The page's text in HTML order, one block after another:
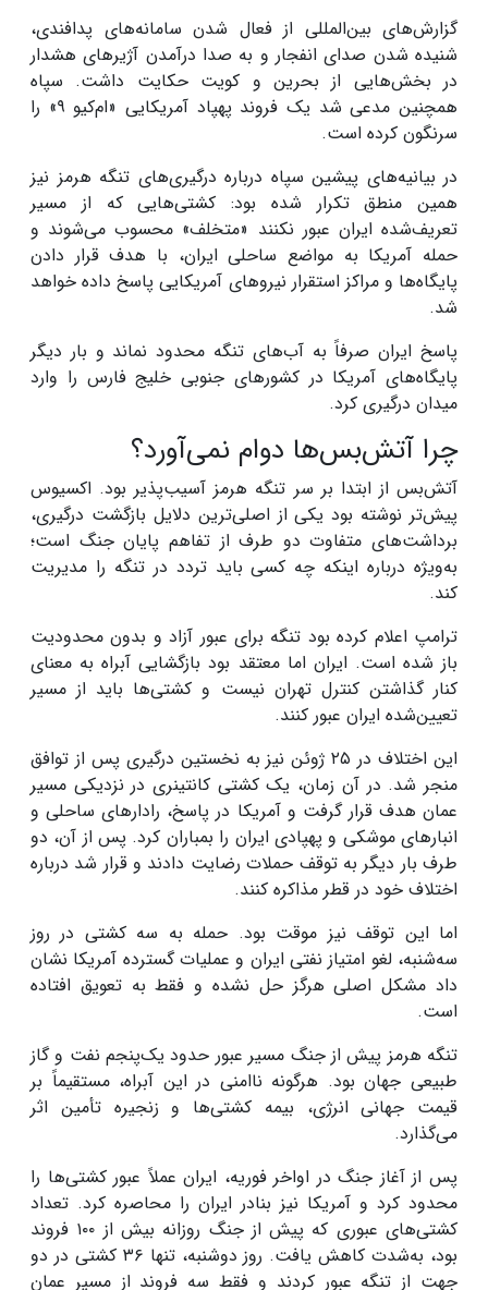
گزارش‌های بین‌المللی از فعال شدن سامانه‌های پدافندی،
شنیده شدن صدای انفجار و به صدا درآمدن آژیرهای هشدار
در بخش‌هایی از بحرین و کویت حکایت داشت. سپاه
همچنین مدعی شد یک فروند پهپاد آمریکایی «ام‌کیو ۹» را
سرنگون کرده است.
در بیانیه‌های پیشین سپاه درباره درگیری‌های تنگه هرمز نیز
همین منطق تکرار شده بود: کشتی‌هایی که از مسیر
تعریف‌شده ایران عبور نکنند «متخلف» محسوب می‌شوند و
حمله آمریکا به مواضع ساحلی ایران، با هدف قرار دادن
پایگاه‌ها و مراکز استقرار نیروهای آمریکایی پاسخ داده خواهد
شد.
پاسخ ایران صرفاً به آب‌های تنگه محدود نماند و بار دیگر
پایگاه‌های آمریکا در کشورهای جنوبی خلیج فارس را وارد
میدان درگیری کرد.
چرا آتش‌بس‌ها دوام نمی‌آورد؟
آتش‌بس از ابتدا بر سر تنگه هرمز آسیب‌پذیر بود. اکسیوس
پیش‌تر نوشته بود یکی از اصلی‌ترین دلایل بازگشت درگیری،
برداشت‌های متفاوت دو طرف از تفاهم پایان جنگ است؛
به‌ویژه درباره اینکه چه کسی باید تردد در تنگه را مدیریت
کند.
ترامپ اعلام کرده بود تنگه برای عبور آزاد و بدون محدودیت
باز شده است. ایران اما معتقد بود بازگشایی آبراه به معنای
کنار گذاشتن کنترل تهران نیست و کشتی‌ها باید از مسیر
تعیین‌شده ایران عبور کنند.
این اختلاف در ۲۵ ژوئن نیز به نخستین درگیری پس از توافق
منجر شد. در آن زمان، یک کشتی کانتینری در نزدیکی مسیر
عمان هدف قرار گرفت و آمریکا در پاسخ، رادارهای ساحلی و
انبارهای موشکی و پهپادی ایران را بمباران کرد. پس از آن، دو
طرف بار دیگر به توقف حملات رضایت دادند و قرار شد درباره
اختلاف خود در قطر مذاکره کنند.
اما این توقف نیز موقت بود. حمله به سه کشتی در روز
سه‌شنبه، لغو امتیاز نفتی ایران و عملیات گسترده آمریکا نشان
داد مشکل اصلی هرگز حل نشده و فقط به تعویق افتاده
است.
تنگه هرمز پیش از جنگ مسیر عبور حدود یک‌پنجم نفت و گاز
طبیعی جهان بود. هرگونه ناامنی در این آبراه، مستقیماً بر
قیمت جهانی انرژی، بیمه کشتی‌ها و زنجیره تأمین اثر
می‌گذارد.
پس از آغاز جنگ در اواخر فوریه، ایران عملاً عبور کشتی‌ها را
محدود کرد و آمریکا نیز بنادر ایران را محاصره کرد. تعداد
کشتی‌های عبوری که پیش از جنگ روزانه بیش از ۱۰۰ فروند
بود، به‌شدت کاهش یافت. روز دوشنبه، تنها ۳۶ کشتی در دو
جهت از تنگه عبور کردند و فقط سه فروند از مسیر عمان